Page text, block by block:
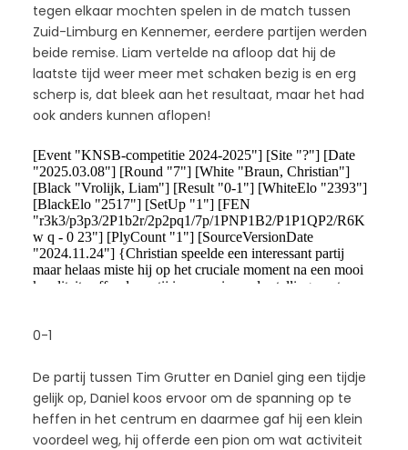
tegen elkaar mochten spelen in de match tussen
Zuid-Limburg en Kennemer, eerdere partijen werden
beide remise. Liam vertelde na afloop dat hij de
laatste tijd weer meer met schaken bezig is en erg
scherp is, dat bleek aan het resultaat, maar het had
ook anders kunnen aflopen!
0-1
De partij tussen Tim Grutter en Daniel ging een tijdje
gelijk op, Daniel koos ervoor om de spanning op te
heffen in het centrum en daarmee gaf hij een klein
voordeel weg, hij offerde een pion om wat activiteit